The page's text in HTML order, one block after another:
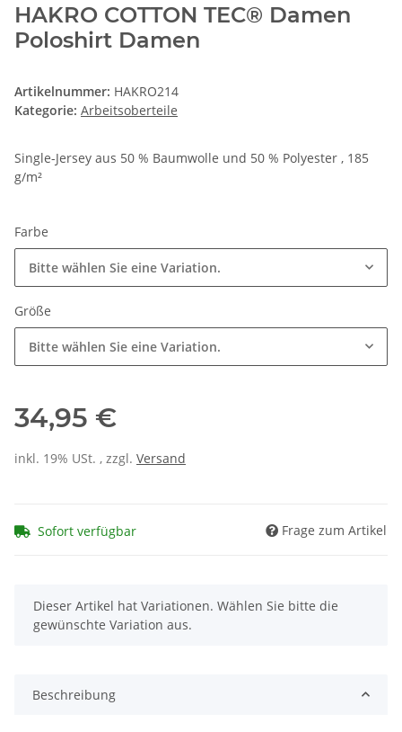
HAKRO COTTON TEC® Damen
Poloshirt Damen
Artikelnummer: HAKRO214
Kategorie: Arbeitsoberteile
Single-Jersey aus 50 % Baumwolle und 50 % Polyester , 185
g/m²
Farbe
Bitte wählen Sie eine Variation.
Größe
Bitte wählen Sie eine Variation.
34,95 €
inkl. 19% USt. , zzgl. Versand
Sofort verfügbar Frage zum Artikel
x
Dieser Artikel hat Variationen. Wählen Sie bitte die
gewünschte Variation aus.
Beschreibung